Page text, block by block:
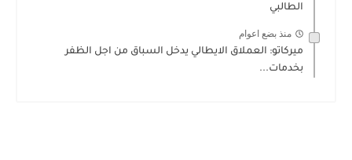
الطالبي
منذ بضع اعوام
ميركاتو: العملاق الايطالي يدخل السباق من اجل الظفر
بخدمات...